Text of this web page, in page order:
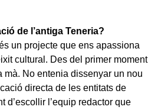
de l’antiga Teneria?
un projecte que ens apassiona
cultural. Des del primer moment
No entenia dissenyar un nou
directa de les entitats de
d’escollir l’equip redactor que